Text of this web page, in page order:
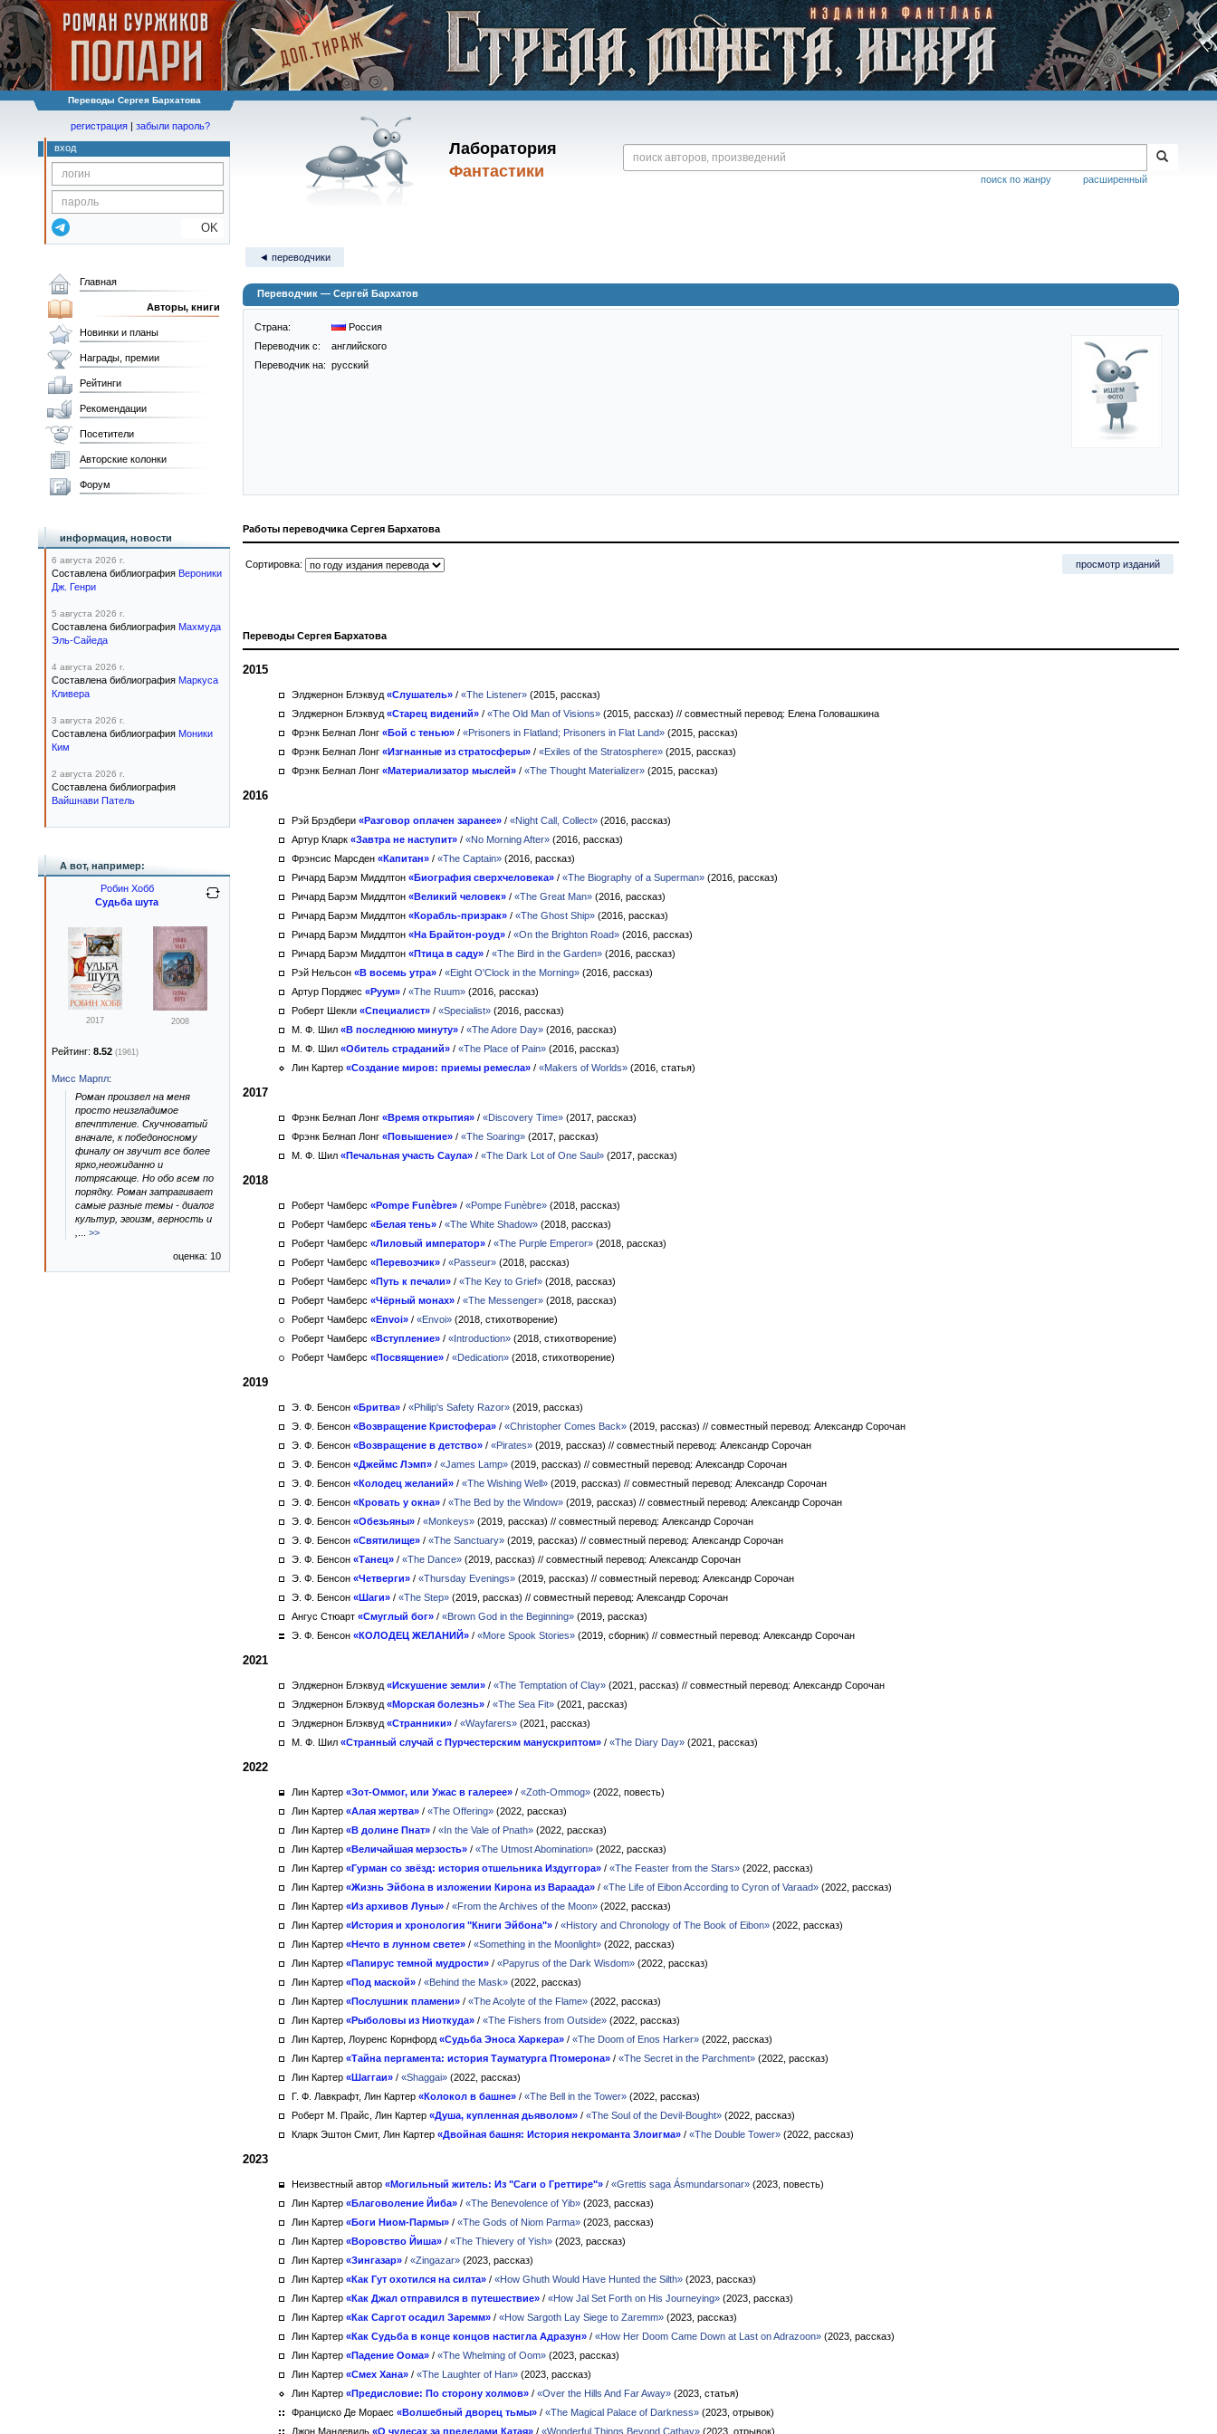
Переводы Сергея Бархатова
Лаборатория
Фантастики
расширенный
поиск по жанру
регистрация | забыли пароль?
вход
OK
◄ переводчики
Переводчик — Сергей Бархатов
Страна:
Россия
Переводчик c:
английского
Переводчик на: русский
Работы переводчика Сергея Бархатова
Сортировка: просмотр изданий
Переводы Сергея Бархатова
2015
Элджернон Блэквуд «Слушатель» / «The Listener» (2015, рассказ)
Элджернон Блэквуд «Старец видений» / «The Old Man of Visions» (2015, рассказ) // совместный перевод: Елена Головашкина
Фрэнк Белнап Лонг «Бой с тенью» / «Prisoners in Flatland; Prisoners in Flat Land» (2015, рассказ)
Фрэнк Белнап Лонг «Изгнанные из стратосферы» / «Exiles of the Stratosphere» (2015, рассказ)
Фрэнк Белнап Лонг «Материализатор мыслей» / «The Thought Materializer» (2015, рассказ)
2016
Рэй Брэдбери «Разговор оплачен заранее» / «Night Call, Collect» (2016, рассказ)
Артур Кларк «Завтра не наступит» / «No Morning After» (2016, рассказ)
Фрэнсис Марсден «Капитан» / «The Captain» (2016, рассказ)
Ричард Барэм Миддлтон «Биография сверхчеловека» / «The Biography of a Superman» (2016, рассказ)
Ричард Барэм Миддлтон «Великий человек» / «The Great Man» (2016, рассказ)
Ричард Барэм Миддлтон «Корабль-призрак» / «The Ghost Ship» (2016, рассказ)
Ричард Барэм Миддлтон «На Брайтон-роуд» / «On the Brighton Road» (2016, рассказ)
Ричард Барэм Миддлтон «Птица в саду» / «The Bird in the Garden» (2016, рассказ)
Рэй Нельсон «В восемь утра» / «Eight O'Clock in the Morning» (2016, рассказ)
Артур Порджес «Руум» / «The Ruum» (2016, рассказ)
Роберт Шекли «Специалист» / «Specialist» (2016, рассказ)
М. Ф. Шил «В последнюю минуту» / «The Adore Day» (2016, рассказ)
М. Ф. Шил «Обитель страданий» / «The Place of Pain» (2016, рассказ)
Лин Картер «Создание миров: приемы ремесла» / «Makers of Worlds» (2016, статья)
2017
Фрэнк Белнап Лонг «Время открытия» / «Discovery Time» (2017, рассказ)
Фрэнк Белнап Лонг «Повышение» / «The Soaring» (2017, рассказ)
М. Ф. Шил «Печальная участь Саула» / «The Dark Lot of One Saul» (2017, рассказ)
2018
Роберт Чамберс «Pompe Funèbre» / «Pompe Funèbre» (2018, рассказ)
Роберт Чамберс «Белая тень» / «The White Shadow» (2018, рассказ)
Роберт Чамберс «Лиловый император» / «The Purple Emperor» (2018, рассказ)
Роберт Чамберс «Перевозчик» / «Passeur» (2018, рассказ)
Роберт Чамберс «Путь к печали» / «The Key to Grief» (2018, рассказ)
Роберт Чамберс «Чёрный монах» / «The Messenger» (2018, рассказ)
Роберт Чамберс «Envoi» / «Envoi» (2018, стихотворение)
Роберт Чамберс «Вступление» / «Introduction» (2018, стихотворение)
Роберт Чамберс «Посвящение» / «Dedication» (2018, стихотворение)
2019
Э. Ф. Бенсон «Бритва» / «Philip's Safety Razor» (2019, рассказ)
Э. Ф. Бенсон «Возвращение Кристофера» / «Christopher Comes Back» (2019, рассказ) // совместный перевод: Александр Сорочан
Э. Ф. Бенсон «Возвращение в детство» / «Pirates» (2019, рассказ) // совместный перевод: Александр Сорочан
Э. Ф. Бенсон «Джеймс Лэмп» / «James Lamp» (2019, рассказ) // совместный перевод: Александр Сорочан
Э. Ф. Бенсон «Колодец желаний» / «The Wishing Well» (2019, рассказ) // совместный перевод: Александр Сорочан
Э. Ф. Бенсон «Кровать у окна» / «The Bed by the Window» (2019, рассказ) // совместный перевод: Александр Сорочан
Э. Ф. Бенсон «Обезьяны» / «Monkeys» (2019, рассказ) // совместный перевод: Александр Сорочан
Э. Ф. Бенсон «Святилище» / «The Sanctuary» (2019, рассказ) // совместный перевод: Александр Сорочан
Э. Ф. Бенсон «Танец» / «The Dance» (2019, рассказ) // совместный перевод: Александр Сорочан
Э. Ф. Бенсон «Четверги» / «Thursday Evenings» (2019, рассказ) // совместный перевод: Александр Сорочан
Э. Ф. Бенсон «Шаги» / «The Step» (2019, рассказ) // совместный перевод: Александр Сорочан
Ангус Стюарт «Смуглый бог» / «Brown God in the Beginning» (2019, рассказ)
Э. Ф. Бенсон «КОЛОДЕЦ ЖЕЛАНИЙ» / «More Spook Stories» (2019, сборник) // совместный перевод: Александр Сорочан
2021
Элджернон Блэквуд «Искушение земли» / «The Temptation of Clay» (2021, рассказ) // совместный перевод: Александр Сорочан
Элджернон Блэквуд «Морская болезнь» / «The Sea Fit» (2021, рассказ)
Элджернон Блэквуд «Странники» / «Wayfarers» (2021, рассказ)
М. Ф. Шил «Странный случай с Пурчестерским манускриптом» / «The Diary Day» (2021, рассказ)
2022
Лин Картер «Зот-Оммог, или Ужас в галерее» / «Zoth-Ommog» (2022, повесть)
Лин Картер «Алая жертва» / «The Offering» (2022, рассказ)
Лин Картер «В долине Пнат» / «In the Vale of Pnath» (2022, рассказ)
Лин Картер «Величайшая мерзость» / «The Utmost Abomination» (2022, рассказ)
Лин Картер «Гурман со звёзд: история отшельника Издуггора» / «The Feaster from the Stars» (2022, рассказ)
Лин Картер «Жизнь Эйбона в изложении Кирона из Вараада» / «The Life of Eibon According to Cyron of Varaad» (2022, рассказ)
Лин Картер «Из архивов Луны» / «From the Archives of the Moon» (2022, рассказ)
Лин Картер «История и хронология "Книги Эйбона"» / «History and Chronology of The Book of Eibon» (2022, рассказ)
Лин Картер «Нечто в лунном свете» / «Something in the Moonlight» (2022, рассказ)
Лин Картер «Папирус темной мудрости» / «Papyrus of the Dark Wisdom» (2022, рассказ)
Лин Картер «Под маской» / «Behind the Mask» (2022, рассказ)
Лин Картер «Послушник пламени» / «The Acolyte of the Flame» (2022, рассказ)
Лин Картер «Рыболовы из Ниоткуда» / «The Fishers from Outside» (2022, рассказ)
Лин Картер, Лоуренс Корнфорд «Судьба Эноса Харкера» / «The Doom of Enos Harker» (2022, рассказ)
Лин Картер «Тайна пергамента: история Тауматурга Птомерона» / «The Secret in the Parchment» (2022, рассказ)
Лин Картер «Шаггаи» / «Shaggai» (2022, рассказ)
Г. Ф. Лавкрафт, Лин Картер «Колокол в башне» / «The Bell in the Tower» (2022, рассказ)
Роберт М. Прайс, Лин Картер «Душа, купленная дьяволом» / «The Soul of the Devil-Bought» (2022, рассказ)
Кларк Эштон Смит, Лин Картер «Двойная башня: История некроманта Злоигма» / «The Double Tower» (2022, рассказ)
2023
Неизвестный автор «Могильный житель: Из "Саги о Греттире"» / «Grettis saga Ásmundarsonar» (2023, повесть)
Лин Картер «Благоволение Йиба» / «The Benevolence of Yib» (2023, рассказ)
Лин Картер «Боги Ниом-Пармы» / «The Gods of Niom Parma» (2023, рассказ)
Лин Картер «Воровство Йиша» / «The Thievery of Yish» (2023, рассказ)
Лин Картер «Зингазар» / «Zingazar» (2023, рассказ)
Лин Картер «Как Гут охотился на силта» / «How Ghuth Would Have Hunted the Silth» (2023, рассказ)
Лин Картер «Как Джал отправился в путешествие» / «How Jal Set Forth on His Journeying» (2023, рассказ)
Лин Картер «Как Саргот осадил Заремм» / «How Sargoth Lay Siege to Zaremm» (2023, рассказ)
Лин Картер «Как Судьба в конце концов настигла Адразун» / «How Her Doom Came Down at Last on Adrazoon» (2023, рассказ)
Лин Картер «Падение Оома» / «The Whelming of Oom» (2023, рассказ)
Лин Картер «Смех Хана» / «The Laughter of Han» (2023, рассказ)
Лин Картер «Предисловие: По сторону холмов» / «Over the Hills And Far Away» (2023, статья)
Франциско Де Мораес «Волшебный дворец тьмы» / «The Magical Palace of Darkness» (2023, отрывок)
Джон Мандевиль «О чудесах за пределами Катая» / «Wonderful Things Beyond Cathay» (2023, отрывок)
Главная
Авторы, книги
Новинки и планы
Награды, премии
Рейтинги
Рекомендации
Посетители
Авторские колонки
Форум
информация, новости
6 августа 2026 г.
Составлена библиография Вероники
Дж. Генри
5 августа 2026 г.
Составлена библиография Махмуда
Эль-Сайеда
4 августа 2026 г.
Составлена библиография Маркуса
Кливера
3 августа 2026 г.
Составлена библиография Моники
Ким
2 августа 2026 г.
Составлена библиография
Вайшнави Патель
А вот, например:
Робин Хобб
Судьба шута
2017 2008
Рейтинг: 8.52 (1961)
Мисс Марпл:
Роман произвел на меня
просто неизгладимое
впечптление. Скучноватый
вначале, к победоносному
финалу он звучит все более
ярко,неожиданно и
потрясающе. Но обо всем по
порядку. Роман затрагивает
самые разные темы - диалог
культур, эгоизм, верность и
>>
оценка: 10